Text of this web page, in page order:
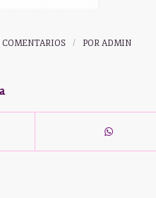
COMENTARIOS / PORADMIN